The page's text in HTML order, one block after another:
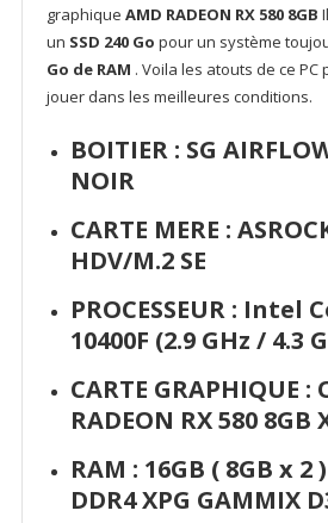
graphique AMD RADEON RX 580 8GB
un SSD 240 Go pour un système
Go de RAM . Voila les atouts de ce
jouer dans les meilleures conditions.
BOITIER : SG
NOIR
CARTE MERE :
HDV/M.2 SE
PROCESSEUR : Intel
10400F (2.9 GHz / 4.3
CARTE GRAPHIQUE :
RADEON RX 580 8GB
RAM : 16GB ( 8GB x 2
DDR4XPG GAMMIX